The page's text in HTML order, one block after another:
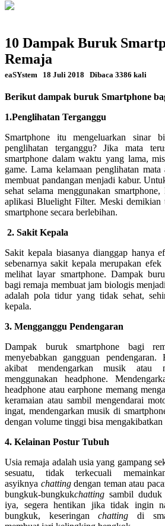
10 Dampak Buruk
Remaja
eaSYstem 18 Juli 2018 Dibaca 3386 kali
Berikut dampak buruk Smartphone
1.Penglihatan Terganggu
Smartphone itu mengeluarkan sinar
penglihatan terganggu? Jika mata
smartphone dalam waktu yang lama,
game. Lama kelamaan penglihatan
membuat pandangan menjadi kabur.
sehat selama menggunakan
aplikasi Bluelight Filter. Meski demikian
smartphone secara berlebihan.
2. Sakit Kepala
Sakit kepala biasanya dianggap hanya
sebenarnya sakit kepala merupakan
melihat layar smartphone. Dampak
bagi remaja membuat jam biologis
adalah pola tidur yang tidak sehat,
kepala.
3. Mengganggu Pendengaran
Dampak buruk smartphone bagi
menyebabkan gangguan
akibat mendengarkan musik atau
menggunakan headphone.
headphone atau earphone memang
keramaian atau sambil mengendarai
ingat, mendengarkan musik di
dengan volume tinggi bisa mengakibatkan
4. Kelainan Postur Tubuh
Usia remaja adalah usia yang gampang
sesuatu, tidak terkecuali
asyiknya chattingdengan teman atau
bungkuk-bungkukchatting sambil duduk
iya, segera hentikan jika tidak ingin
bungkuk, keseringanchatting di